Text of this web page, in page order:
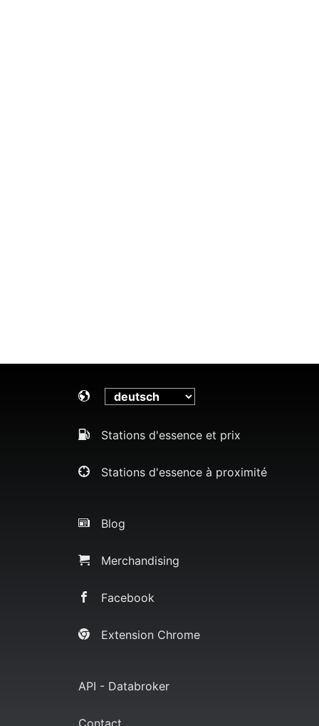
Stations d'essence et prix
Stations d'essence à proximité
Blog
Merchandising
Facebook
Extension Chrome
API - Databroker
Contact